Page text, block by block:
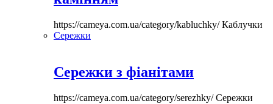
https://cameya.com.ua/category/kabluchky/Каблучки
Сережки
Сережки з фіанітами
https://cameya.com.ua/category/serezhky/Сережки